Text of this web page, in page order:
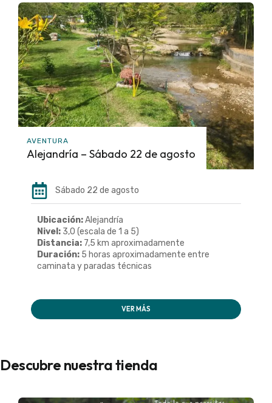
AVENTURA
Alejandría – Sábado 22 de agosto
Sábado 22 de agosto
Ubicación:Alejandría
Nivel: 3,0 (escala de 1 a 5)
Distancia: 7,5 km aproximadamente
Duración: 5 horas aproximadamente entre
caminata y paradas técnicas
VER MÁS
Descubre nuestra tienda